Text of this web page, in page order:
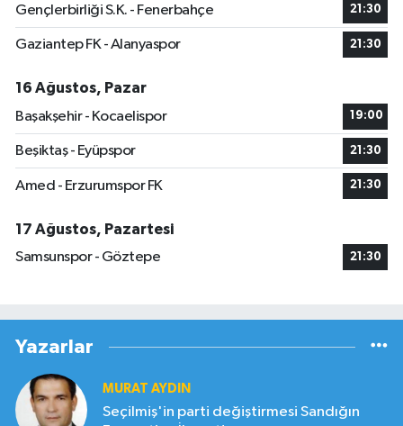
Gençlerbirliği S.K. - Fenerbahçe 21:30
Gaziantep FK - Alanyaspor 21:30
16 Ağustos, Pazar
Başakşehir - Kocaelispor
19:00
Beşiktaş - Eyüpspor 21:30
Amed - Erzurumspor FK 21:30
17 Ağustos, Pazartesi
Samsunspor - Göztepe
21:30
Yazarlar
MURAT AYDIN
Seçilmiş'in parti değiştirmesi Sandığın